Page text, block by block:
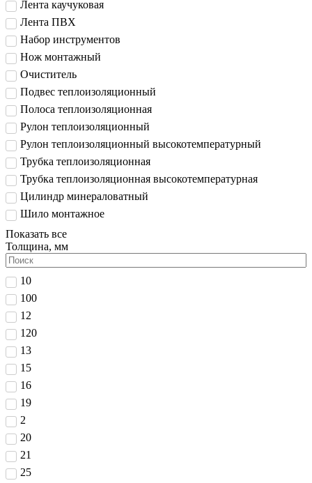
Лента каучуковая
Лента ПВХ
Набор инструментов
Нож монтажный
Очиститель
Подвес теплоизоляционный
Полоса теплоизоляционная
Рулон теплоизоляционный
Рулон теплоизоляционный высокотемпературный
Трубка теплоизоляционная
Трубка теплоизоляционная высокотемпературная
Цилиндр минераловатный
Шило монтажное
Показать все
Толщина, мм
10
100
12
120
13
15
16
19
2
20
21
25